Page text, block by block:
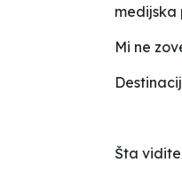
medijska
Mi ne
Šta